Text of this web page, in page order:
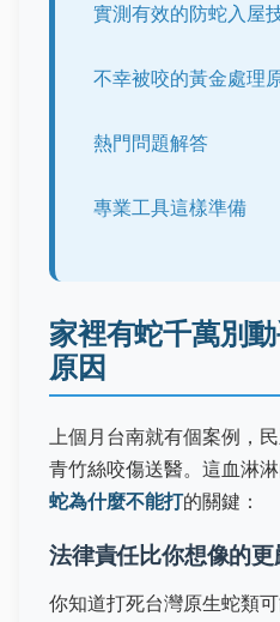
實測有效的防蛇入屋
不幸被咬的黃金處理
熱門問題解答
專業工具這樣準備
家裡有蛇千萬別
原因
上個月台南就有個案例，
青竹絲咬傷送醫。這血淋
蛇為什麼不能打的關鍵：
法律責任比你想像的更
你知道打死台灣原生蛇類